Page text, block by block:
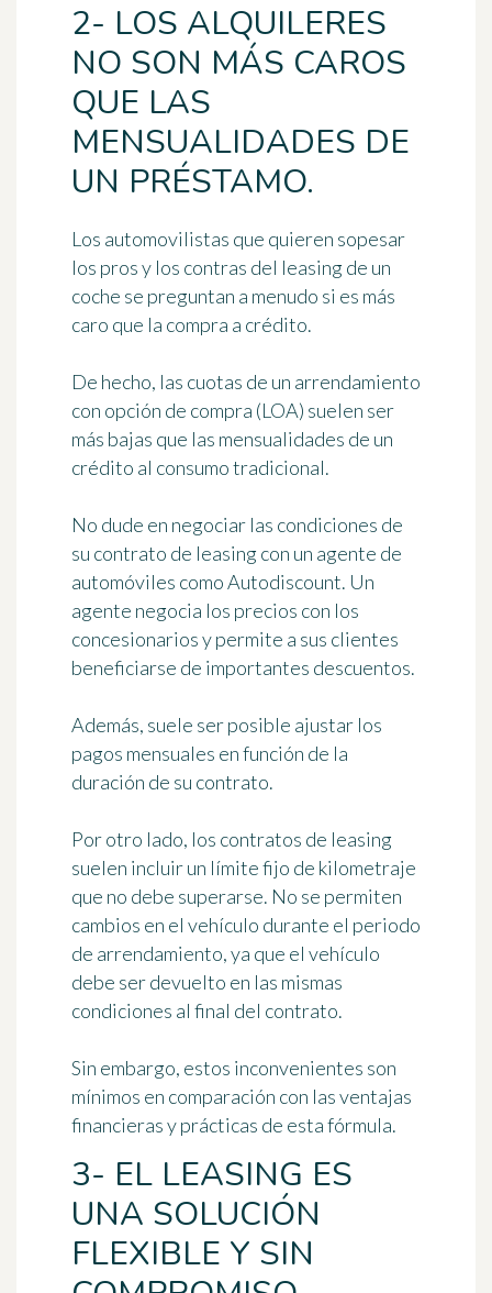
2- LOS ALQUILERES
NO SON MÁS CAROS
QUE LAS
MENSUALIDADES DE
UN PRÉSTAMO.
Los automovilistas que quieren sopesar
los pros y los contras del leasing de un
coche se preguntan a menudo si es más
caro que la compra a crédito.
De hecho, las cuotas de un arrendamiento
con opción de compra (LOA) suelen ser
más bajas que las mensualidades de un
crédito al consumo tradicional.
No dude en negociar las condiciones de
su contrato de leasing con un agente de
automóviles como Autodiscount. Un
agente negocia los precios con los
concesionarios y permite a sus clientes
beneficiarse de importantes descuentos.
Además, suele ser posible ajustar los
pagos mensuales en función de la
duración de su contrato.
Por otro lado, los contratos de leasing
suelen incluir un límite fijo de kilometraje
que no debe superarse. No se permiten
cambios en el vehículo durante el periodo
de arrendamiento, ya que el vehículo
debe ser devuelto en las mismas
condiciones al final del contrato.
Sin embargo, estos inconvenientes son
mínimos en comparación con las ventajas
financieras y prácticas de esta fórmula.
3- EL LEASING ES
UNA SOLUCIÓN
FLEXIBLE Y SIN